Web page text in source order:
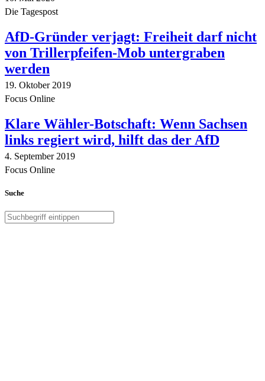
Die Tagespost
AfD-Gründer verjagt: Freiheit darf nicht
von Trillerpfeifen-Mob untergraben
werden
19. Oktober 2019
Focus Online
Klare Wähler-Botschaft: Wenn Sachsen
links regiert wird, hilft das der AfD
4. September 2019
Focus Online
Suche